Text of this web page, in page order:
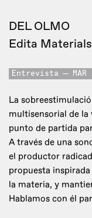
DEL OLMO
Edita Materials
Entrevista
La
multisensorial de
punto de partida
A través de una
el productor
propuesta
la materia, y
Hablamos con él